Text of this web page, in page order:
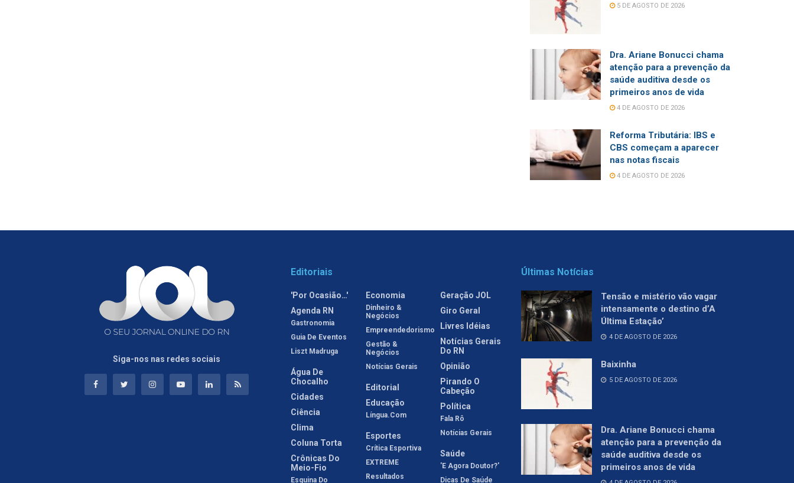
5 DE AGOSTO DE 2026
Dra. Ariane Bonucci chama
atenção para a prevenção da
saúde auditiva desde os
primeiros anos de vida
4 DE AGOSTO DE 2026
Reforma Tributária: IBS e
CBS começam a aparecer
nas notas fiscais
4 DE AGOSTO DE 2026
Siga-nos nas redes sociais
Editoriais
'Por Ocasião…'
Agenda RN
Gastronomia
Guia De Eventos
Liszt Madruga
Água De
Chocalho
Cidades
Ciência
Clima
Coluna Torta
Crônicas Do
Meio-Fio
Esquina Do
Economia
Dinheiro &
Negócios
Empreendedorismo
Gestão &
Negócios
Notícias Gerais
Editorial
Educação
Língua.com
Esportes
Crítica Esportiva
EXTREME
Resultados
Geração JOL
Giro Geral
Livres Idéias
Notícias Gerais
Do RN
Opinião
Pirando O
Cabeção
Política
Fala Rô
Notícias Gerais
Saúde
'E Agora Doutor?'
Dicas De Saúde
Últimas Notícias
Tensão e mistério vão vagar
intensamente o destino d’A
Última Estação’
4 DE AGOSTO DE 2026
Baixinha
5 DE AGOSTO DE 2026
Dra. Ariane Bonucci chama
atenção para a prevenção da
saúde auditiva desde os
primeiros anos de vida